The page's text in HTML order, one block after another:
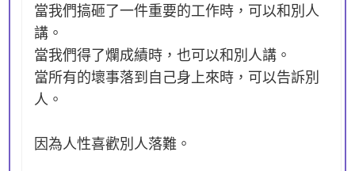
當我們搞砸了一件重要的工作時，可以和別人
講。
當我們得了爛成績時，也可以和別人講。
當所有的壞事落到自己身上來時，可以告訴別
人。
因為人性喜歡別人落難。